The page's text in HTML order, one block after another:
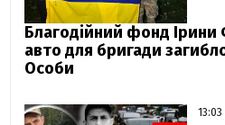
Благодійний фонд
авто для бригади
Особи
13:03